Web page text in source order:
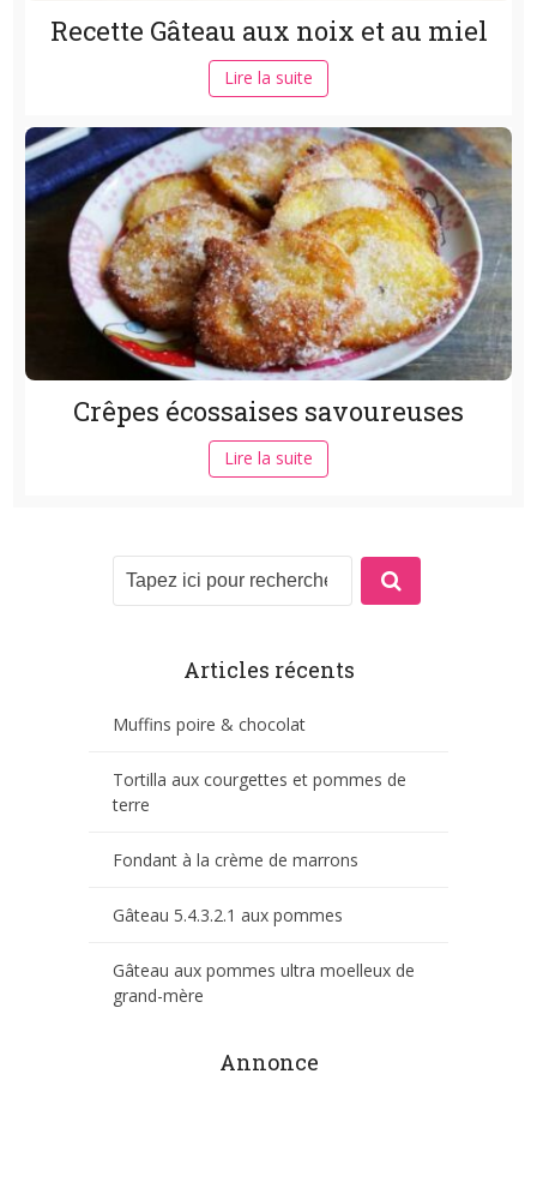
Recette Gâteau aux noix et au miel
Lire la suite
Crêpes écossaises savoureuses
Lire la suite
Articles récents
Muffins poire & chocolat
Tortilla aux courgettes et pommes de
terre
Fondant à la crème de marrons
Gâteau 5.4.3.2.1 aux pommes
Gâteau aux pommes ultra moelleux de
grand-mère
Annonce